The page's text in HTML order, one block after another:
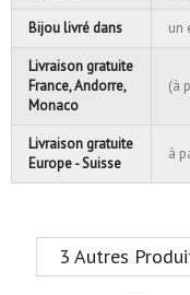
Bijou livré dans un
Livraison gratuite
France, Andorre,
Monaco
(à
Livraison gratuite
Europe - Suisse
à
3 Autres